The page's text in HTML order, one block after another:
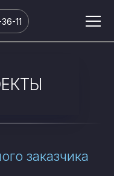
11
заказчика